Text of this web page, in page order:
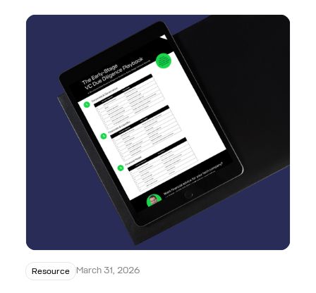
Resource March 31, 2026